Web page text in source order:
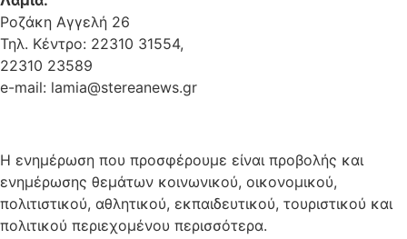
Ροζάκη Αγγελή 26
Τηλ. Κέντρο: 22310 31554,
22310 23589
e-mail: lamia@stereanews.gr
Η ενημέρωση που προσφέρουμε είναι προβολής και
ενημέρωσης θεμάτων κοινωνικού, οικονομικού,
πολιτιστικού, αθλητικού, εκπαιδευτικού, τουριστικού και
πολιτικού περιεχομένου περισσότερα.